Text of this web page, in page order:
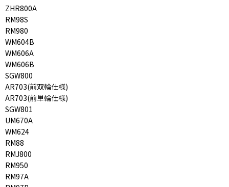
ZHR800A
RM98S
RM980
WM604B
WM606A
WM606B
SGW800
AR703(前双輪仕様)
AR703(前単輪仕様)
SGW801
UM670A
WM624
RM88
RMJ800
RM950
RM97A